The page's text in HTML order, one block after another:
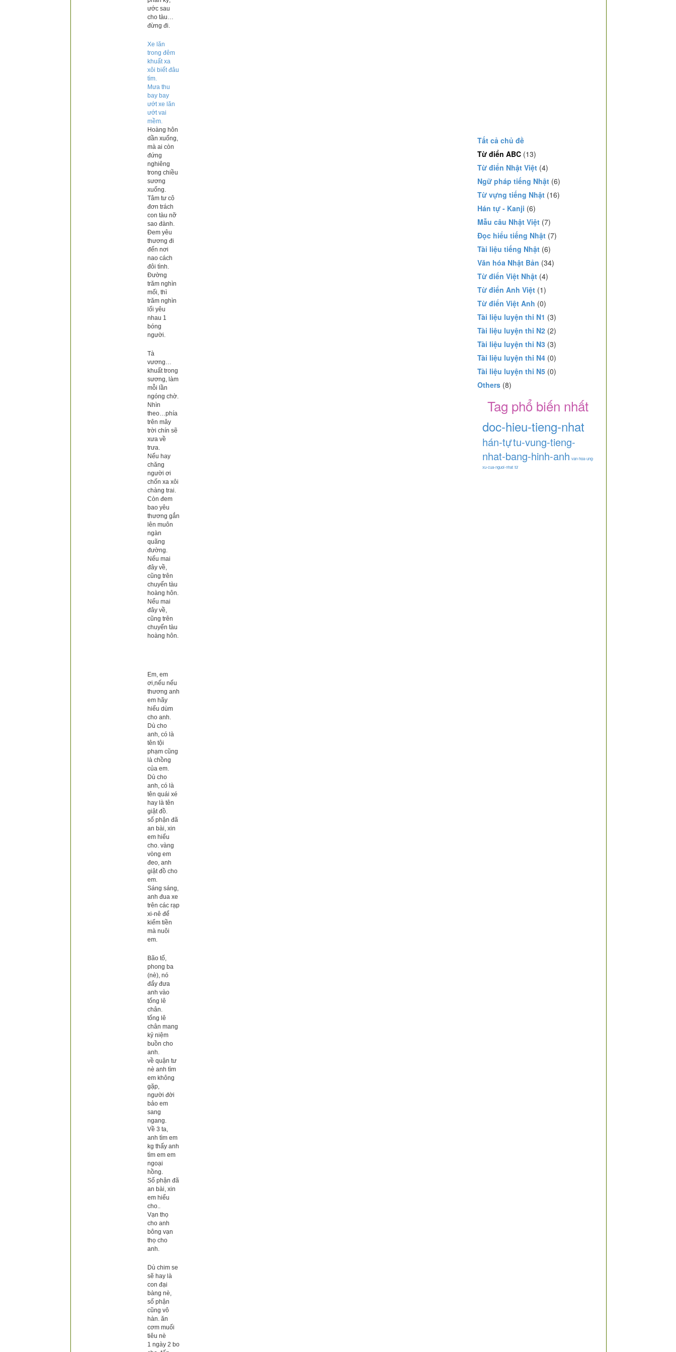
ước sau
cho tàu…
đừng đi.
Xe lăn
trong đêm
khuất xa
xôi biết đâu
tìm.
Mưa thu
bay bay
ướt xe lăn
ướt vai
mềm.
Hoàng hôn
dần xuống,
mà ai còn
đứng
nghiêng
trong chiều
sương
xuống.
Tâm tư cô
đơn trách
con tàu nỡ
sao đành.
Đem yêu
thương đi
đến nơi
nao cách
đôi tình.
Đường
trăm nghìn
mối, thì
trăm nghìn
lối yêu
nhau 1
bóng
người.
Tà
vương…
khuất trong
sương, làm
mỗi lần
ngóng chờ.
Nhìn
theo…phía
trên mây
trời chín sẽ
xưa về
trưa.
Nếu hay
chăng
người ơi
chốn xa xôi
chàng trai.
Còn đem
bao yêu
thương gắn
lên muôn
ngàn
quãng
đường.
Nếu mai
đây về,
cũng trên
chuyến tàu
hoàng hôn.
Nếu mai
đây về,
cũng trên
chuyến tàu
hoàng hôn.
Em, em
ơi,nếu nếu
thương anh
em hãy
hiểu dùm
cho anh.
Dù cho
anh, có là
tên tội
phạm cũng
là chồng
của em.
Dù cho
anh, có là
tên quái xé
hay là tên
giật đồ.
số phận đã
an bài, xin
em hiểu
cho. vàng
vòng em
đeo, anh
giật đồ cho
em.
Sáng sáng,
anh đua xe
trên các rạp
xi-nê để
kiếm tiền
mà nuôi
em.
Bão tố,
phong ba
(nè), nó
đẩy đưa
anh vào
tống lê
chân.
tống lê
chân mang
kỷ niệm
buồn cho
anh.
về quận tư
nè anh tìm
em không
gặp,
người đời
bảo em
sang
ngang.
Về 3 ta,
anh tìm em
kg thấy anh
tìm em em
ngoại
hồng.
Số phận đã
an bài, xin
em hiểu
cho..
Vạn thọ
cho anh
bông vạn
thọ cho
anh.
Dù chim se
sẽ hay là
con đại
bàng nè,
số phận
cũng vô
hàn. ăn
cơm muối
tiêu nè
1 ngày 2 bo
Tất cả chủ đề
Từ điển ABC (13)
Từ điển Nhật Việt (4)
Ngữ pháp tiếng Nhật (6)
Từ vựng tiếng Nhật (16)
Hán tự - Kanji (6)
Mẫu câu Nhật Việt (7)
Đọc hiểu tiếng Nhật (7)
Tài liệu tiếng Nhật (6)
Văn hóa Nhật Bản (34)
Từ điển Việt Nhật (4)
Từ điển Anh Việt (1)
Từ điển Việt Anh (0)
Tài liệu luyện thi N1 (3)
Tài liệu luyện thi N2 (2)
Tài liệu luyện thi N3 (3)
Tài liệu luyện thi N4 (0)
Tài liệu luyện thi N5 (0)
Others (8)
Tag phổ biến nhất
doc-hieu-tieng-nhat
hán-tựtu-vung-tieng-
nhat-bang-hinh-anh van-hoa-ung-
xu-cua-nguoi-nhat từ